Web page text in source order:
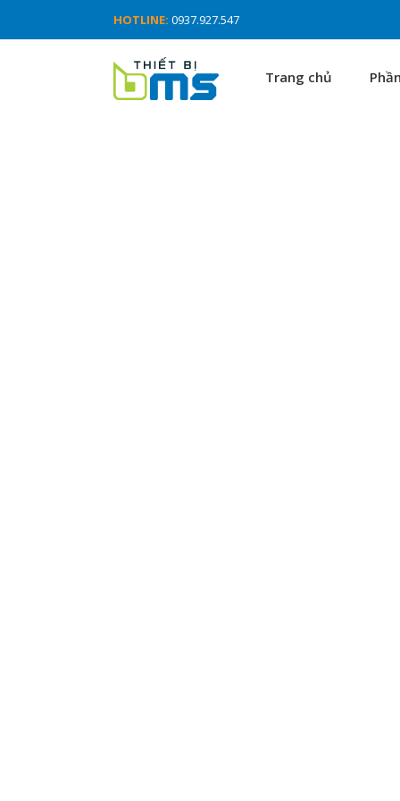
HOTLINE: 0937.927.547
Trang chủ